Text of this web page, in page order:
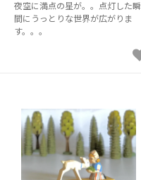
夜空に満点の星が。。点灯した瞬
間にうっとりな世界が広がりま
す。。。